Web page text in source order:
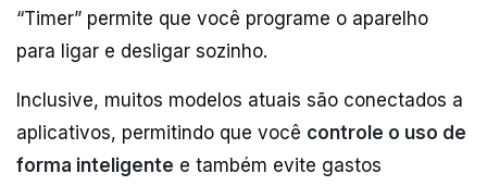
“Timer” permite que você programe o aparelho
para ligar e desligar sozinho.
Inclusive, muitos modelos atuais são conectados a
aplicativos, permitindo que você controle o uso de
forma inteligente e também evite gastos